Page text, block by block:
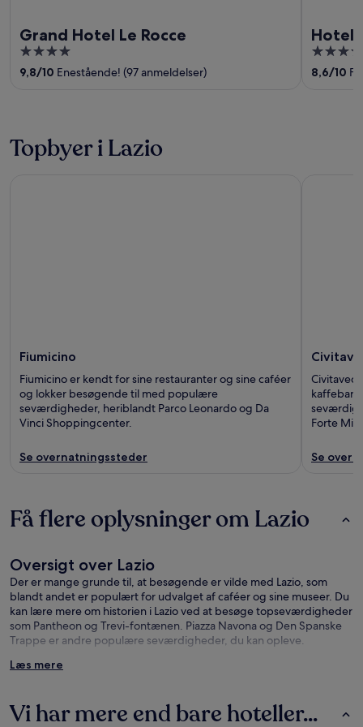
Grand Hotel Le Rocce
4
out
9,8/10 Enestående! (97 anmeldelser)
Hotel
4
out
8,6/10
Topbyer i Lazio
Fiumicino
Fiumicino er kendt for sine restauranter og sine caféer
og lokker besøgende til med populære
seværdigheder, heriblandt Parco Leonardo og Da
Vinci Shoppingcenter.
Se overnatningssteder
Forte
Se
Få flere oplysninger om Lazio
Oversigt over Lazio
Der er mange grunde til, at besøgende er vilde med Lazio, som
blandt andet er populært for udvalget af caféer og sine museer. Du
kan lære mere om historien i Lazio ved at besøge topseværdigheder
som Pantheon og Trevi-fontænen. Piazza Navona og Den Spanske
Trappe er andre populære seværdigheder, du kan opleve.
Hvad kan jeg se i nærheden af Lazio?
Trevi-fontænen (0,8 km fra byens centrum)
Læs mere
Vi har mere end bare hoteller...